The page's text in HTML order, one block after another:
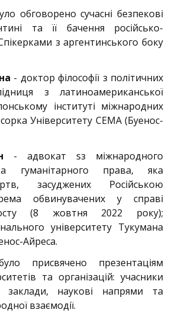
обговорено сучасні безпекові
та її бачення російсько-
з аргентинського боку
- доктор філософії з політичних
з латиноамериканської
інституті міжнародних
Університету CEMA (Буенос-
- адвокат sз міжнародного
гуманітарного права, яка
засуджених Російською
обвинувачених у справі
(8 жовтня 2022 року);
університету Тукумана
Айреса.
присвячено презентаціям
та організацій: учасники
заклади, наукові напрями та
взаємодії.